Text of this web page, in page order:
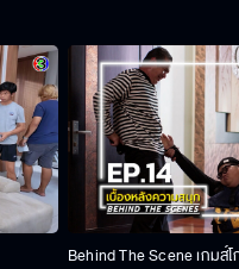
Behind The Scene เกมส์